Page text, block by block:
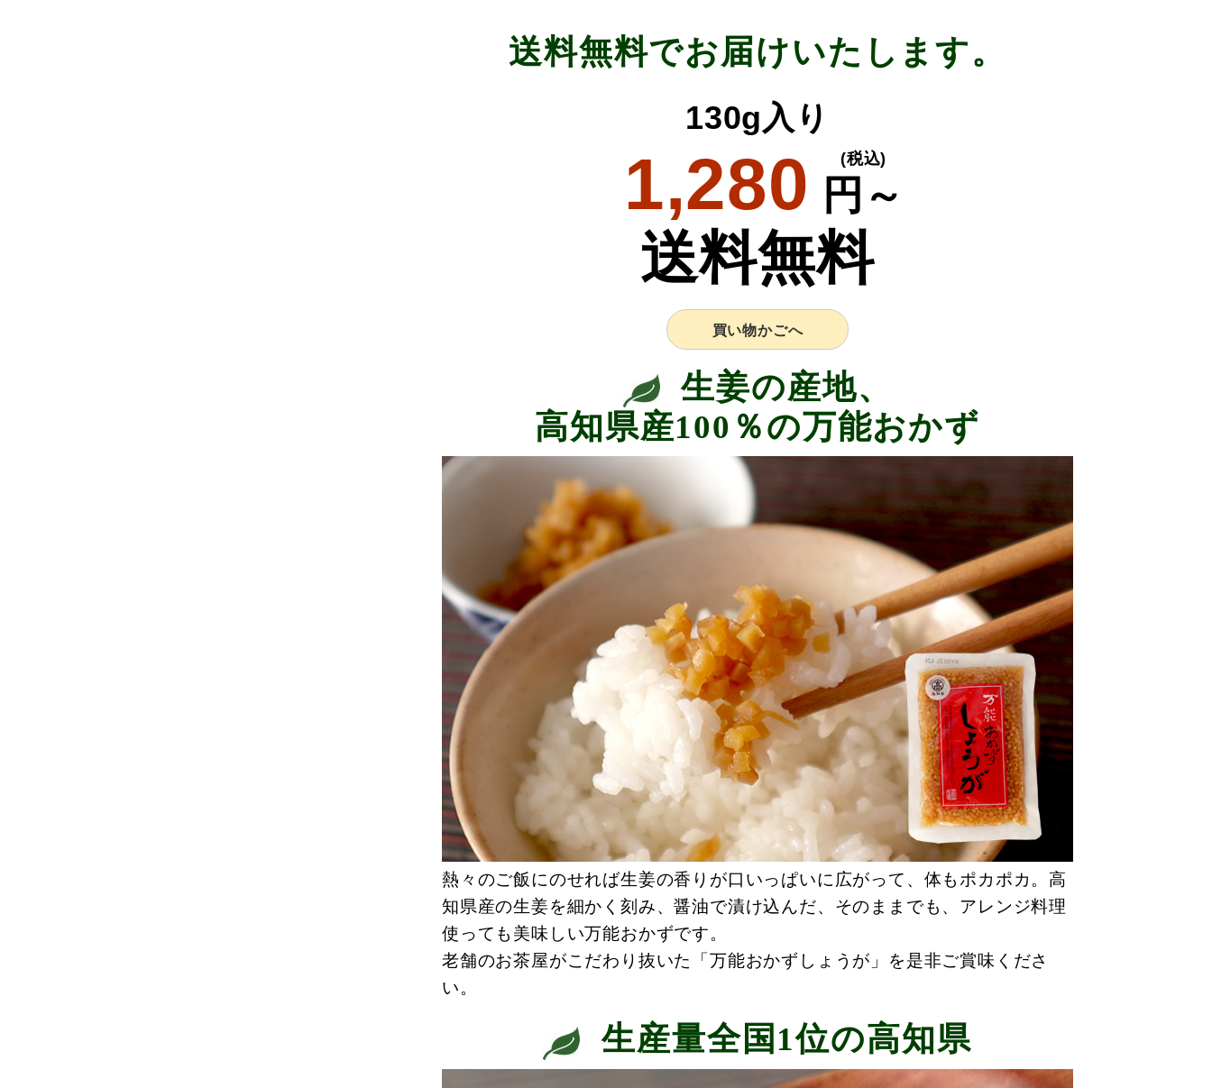
送料無料でお届けいたします。
130g入り
1,280 円～
(税込)
送料無料
買い物かごへ
生姜の産地、
高知県産100％の万能おかず
熱々のご飯にのせれば生姜の香りが口いっぱいに広がって、体もポカポカ。高
知県産の生姜を細かく刻み、醤油で漬け込んだ、そのままでも、アレンジ料理
使っても美味しい万能おかずです。
老舗のお茶屋がこだわり抜いた「万能おかずしょうが」を是非ご賞味くださ
い。
生産量全国1位の高知県